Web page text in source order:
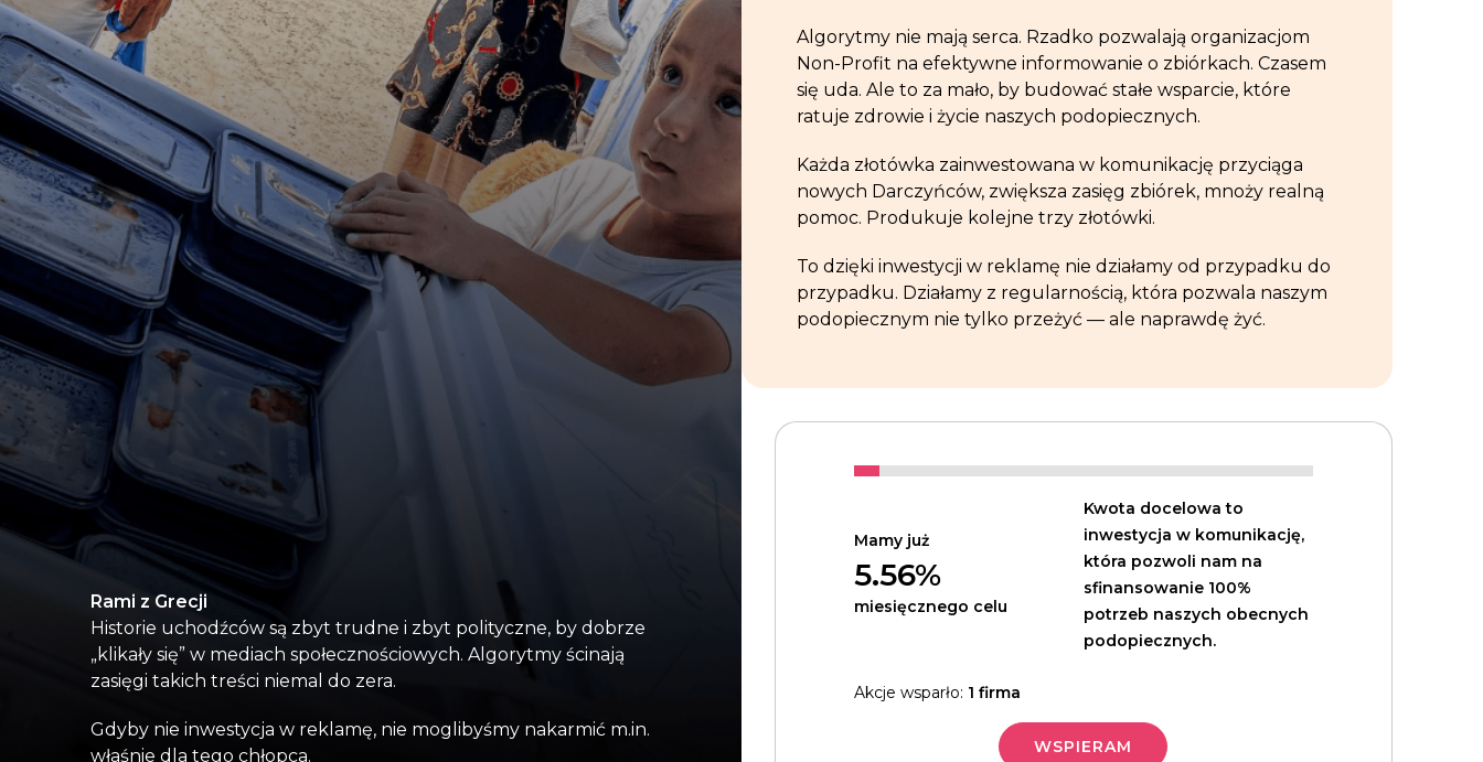
Rami z Grecji
Historie uchodźców są zbyt trudne i zbyt polityczne, by dobrze
„klikały się” w mediach społecznościowych. Algorytmy ścinają
zasięgi takich treści niemal do zera.
Gdyby nie inwestycja w reklamę, nie moglibyśmy nakarmić m.in.
właśnie dla tego chłopca.
Algorytmy nie mają serca. Rzadko pozwalają organizacjom
Non-Profit na efektywne informowanie o zbiórkach. Czasem
się uda. Ale to za mało, by budować stałe wsparcie, które
ratuje zdrowie i życie naszych podopiecznych.
Każda złotówka zainwestowana w komunikację przyciąga
nowych Darczyńców, zwiększa zasięg zbiórek, mnoży realną
pomoc. Produkuje kolejne trzy złotówki.
To dzięki inwestycji w reklamę nie działamy od przypadku do
przypadku. Działamy z regularnością, która pozwala naszym
podopiecznym nie tylko przeżyć — ale naprawdę żyć.
Mamy już
5.56%
miesięcznego celu
Kwota docelowa to
inwestycja w komunikację,
która pozwoli nam na
sfinansowanie 100%
potrzeb naszych obecnych
podopiecznych.
Akcje wsparło: 1 firma
WSPIERAM